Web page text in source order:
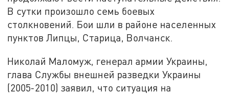
В сутки произошло семь боевых
столкновений. Бои шли в районе населенных
пунктов Липцы, Старица, Волчанск.
Николай Маломуж, генерал армии Украины,
глава Службы внешней разведки Украины
(2005-2010) заявил, что ситуация на